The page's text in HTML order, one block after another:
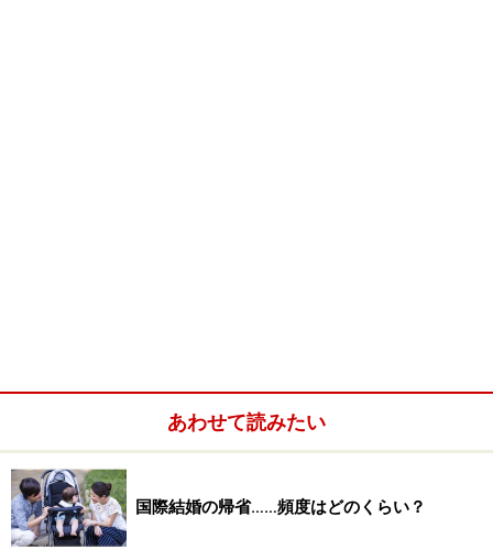
時からずっとお義兄さん夫婦のお世話になっていたの
で、頭が上がらない感じもあるようなのですね。何でも
お義兄さんに“言われるがまま”みたいな……。
それに「今までのお返しをしたい」という気持ちもある
ようなのです。仕事が見つかり軌道に乗るまでは、生活
あわせて読みたい
国際結婚の帰省……頻度はどのくらい？